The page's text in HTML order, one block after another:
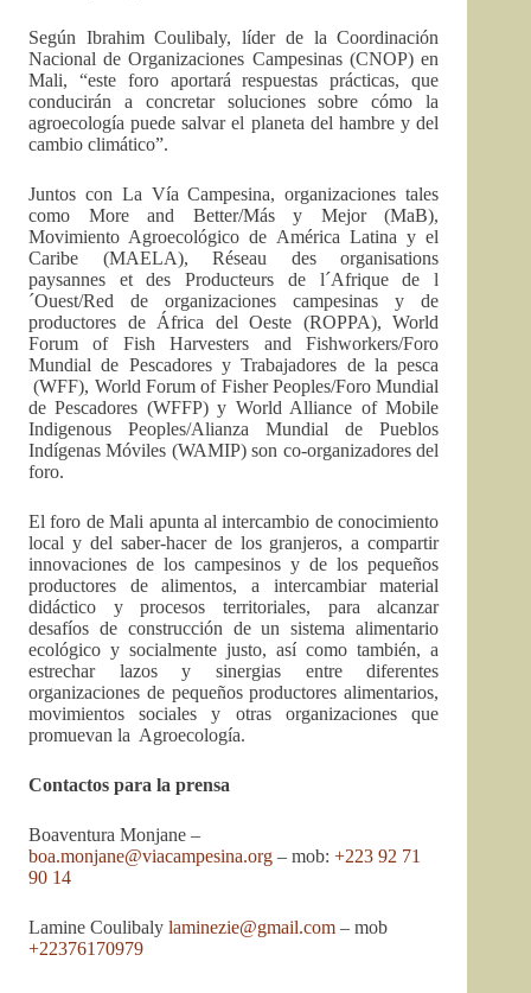
Según Ibrahim Coulibaly, líder de la Coordinación
Nacional de Organizaciones Campesinas (CNOP) en
Mali, “este foro aportará respuestas prácticas, que
conducirán a concretar soluciones sobre cómo la
agroecología puede salvar el planeta del hambre y del
cambio climático”.
Juntos con La Vía Campesina, organizaciones tales
como More and Better/Más y Mejor (MaB),
Movimiento Agroecológico de América Latina y el
Caribe (MAELA), Réseau des organisations
paysannes et des Producteurs de l´Afrique de l
´Ouest/Red de organizaciones campesinas y de
productores de África del Oeste (ROPPA), World
Forum of Fish Harvesters and Fishworkers/Foro
Mundial de Pescadores y Trabajadores de la pesca
(WFF), World Forum of Fisher Peoples/Foro Mundial
de Pescadores (WFFP) y World Alliance of Mobile
Indigenous Peoples/Alianza Mundial de Pueblos
Indígenas Móviles (WAMIP) son co-organizadores del
foro.
El foro de Mali apunta al intercambio de conocimiento
local y del saber-hacer de los granjeros, a compartir
innovaciones de los campesinos y de los pequeños
productores de alimentos, a intercambiar material
didáctico y procesos territoriales, para alcanzar
desafíos de construcción de un sistema alimentario
ecológico y socialmente justo, así como también, a
estrechar lazos y sinergias entre diferentes
organizaciones de pequeños productores alimentarios,
movimientos sociales y otras organizaciones que
promuevan la Agroecología.
Contactos para la prensa
Boaventura Monjane –
boa.monjane@viacampesina.org – mob: +223 92 71
90 14
Lamine Coulibaly laminezie@gmail.com – mob
+22376170979